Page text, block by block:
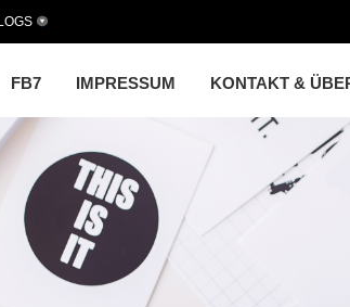
FB7 IMPRESSUM KONTAKT &